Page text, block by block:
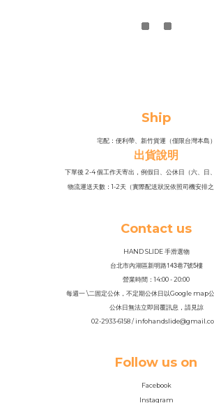
Ship
宅配：便利帶、新竹貨運（僅限台灣本島）
出貨說明
下單後 2-4 個工作天寄出，例假日、公休日（六、日
物流運送天數：1-2天（實際配送狀況依照司機安排之
Contact us
HAND SLIDE 手滑選物
台北市內湖區新明路143巷7號5樓
營業時間：14:00 - 20:00
每週一 \二固定公休，不定期公休日以Google map
公休日無法立即回覆訊息，請見諒
02-2933-6158 /
Follow us on
Facebook
Instagram